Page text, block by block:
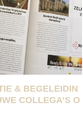
& BEGELEIDIN
COLLEGA’S O